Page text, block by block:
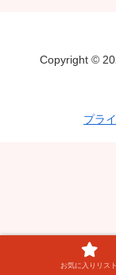
Copyright ©
プラ
お気に入りリスト